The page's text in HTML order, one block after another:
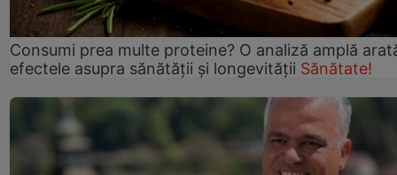
Consumi prea multe proteine? O analiză amplă
efectele asupra sănătății și longevității Sănătate!